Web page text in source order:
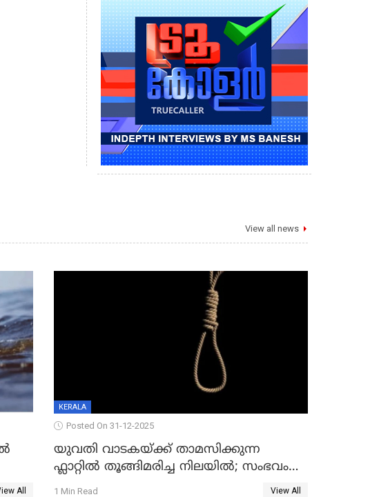
View all news
All
KERALA
Posted On 31-12-2025
യുവതി വാടകയ്ക്ക് താമസിക്കുന്ന
ഫ്ലാറ്റില്‍ തൂങ്ങിമരിച്ച നിലയില്‍; സംഭവം
കൈതപ്പൊയിലില്‍
1 Min Read View All